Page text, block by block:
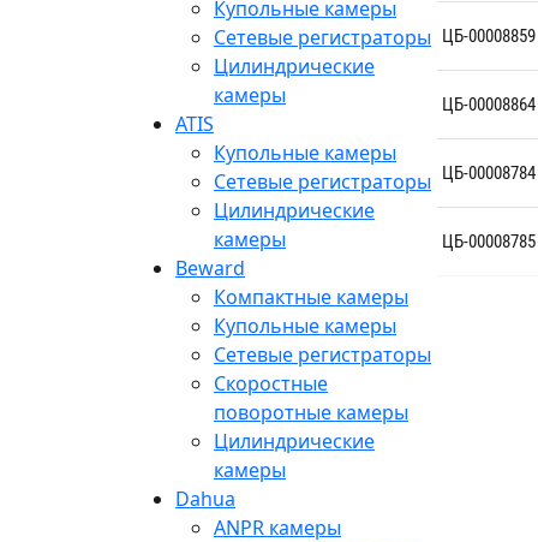
Купольные камеры
Сетевые регистраторы
Цилиндрические
камеры
ATIS
Купольные камеры
Сетевые регистраторы
Цилиндрические
камеры
Beward
Компактные камеры
Купольные камеры
Сетевые регистраторы
Скоростные
поворотные камеры
Цилиндрические
камеры
Dahua
ANPR камеры
ЦБ-00008859
ЦБ-00008864
ЦБ-00008784
ЦБ-00008785